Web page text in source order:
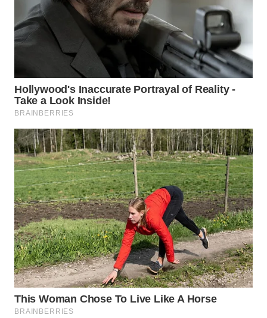
WN
BORNEO
Media
Group
WAHANA
NEWS
WAHANA
TANI
WAHANA
ADVOKAT
WAHANA
INFRASTRUKTUR
WAHANA
KONSUMEN